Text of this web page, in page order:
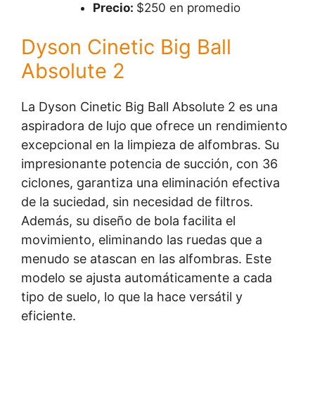
Precio: $250 en promedio
Dyson Cinetic Big Ball
Absolute 2
La Dyson Cinetic Big Ball Absolute 2 es una
aspiradora de lujo que ofrece un rendimiento
excepcional en la limpieza de alfombras. Su
impresionante potencia de succión, con 36
ciclones, garantiza una eliminación efectiva
de la suciedad, sin necesidad de filtros.
Además, su diseño de bola facilita el
movimiento, eliminando las ruedas que a
menudo se atascan en las alfombras. Este
modelo se ajusta automáticamente a cada
tipo de suelo, lo que la hace versátil y
eficiente.